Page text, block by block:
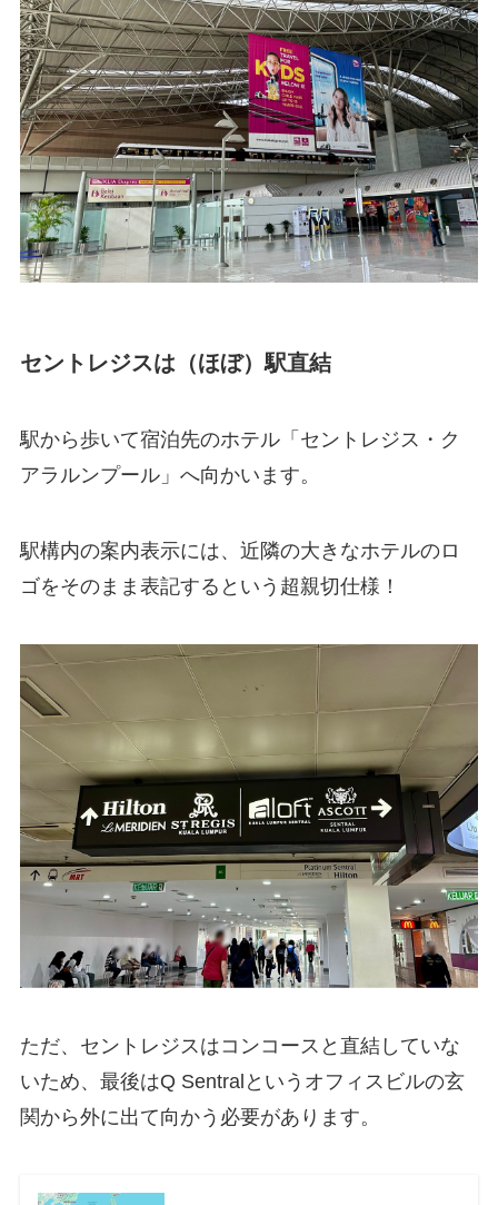
セントレジスは（ほぼ）駅直結
駅から歩いて宿泊先のホテル「セントレジス・ク
アラルンプール」へ向かいます。
駅構内の案内表示には、近隣の大きなホテルのロ
ゴをそのまま表記するという超親切仕様！
ただ、セントレジスはコンコースと直結していな
いため、最後はQ Sentralというオフィスビルの玄
関から外に出て向かう必要があります。